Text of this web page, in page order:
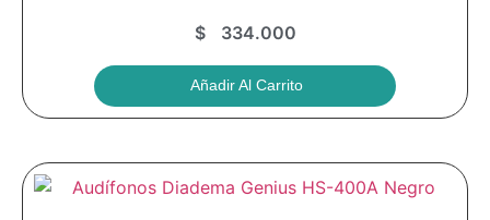
$334.000
Añadir Al Carrito